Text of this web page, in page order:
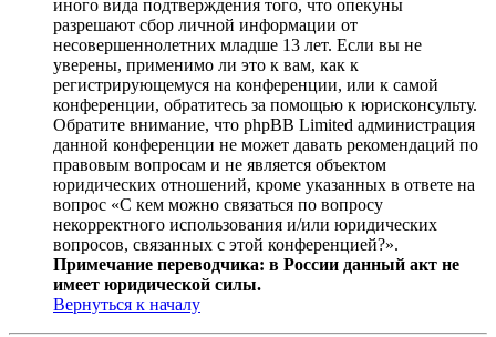
иного вида подтверждения того, что опекуны
разрешают сбор личной информации от
несовершеннолетних младше 13 лет. Если вы не
уверены, применимо ли это к вам, как к
регистрирующемуся на конференции, или к самой
конференции, обратитесь за помощью к юрисконсульту.
Обратите внимание, что phpBB Limited администрация
данной конференции не может давать рекомендаций по
правовым вопросам и не является объектом
юридических отношений, кроме указанных в ответе на
вопрос «С кем можно связаться по вопросу
некорректного использования и/или юридических
вопросов, связанных с этой конференцией?».
Примечание переводчика: в России данный акт не
имеет юридической силы.
Вернуться к началу